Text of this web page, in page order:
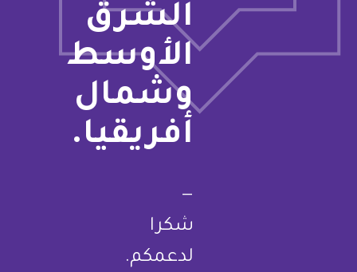
الشرق
الأوسط
وشمال
أفريقيا.
—
شكرا
لدعمكم.